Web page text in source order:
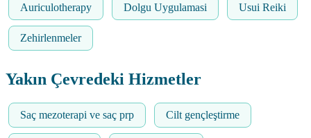
Auriculotherapy Dolgu Uygulamasi Usui Reiki
Zehirlenmeler
Yakın Çevredeki Hizmetler
Saç mezoterapi ve saç prp Cilt gençleştirme